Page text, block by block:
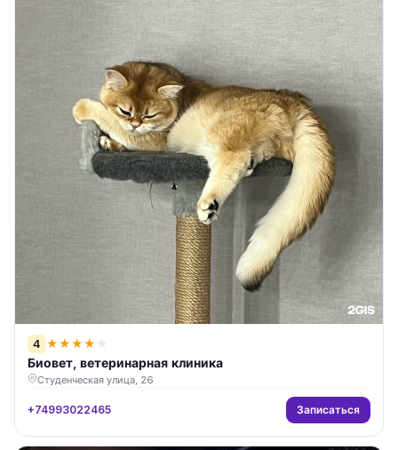
4 ★★★★ ★
Биовет, ветеринарная клиника
Студенческая улица, 26
+74993022465 Записаться